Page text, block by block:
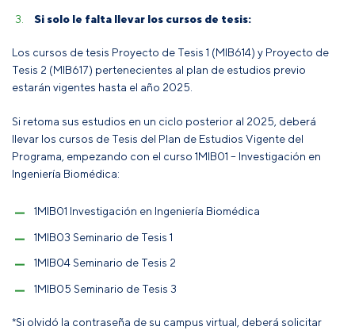
Si solo le falta llevar los cursos de tesis:
Los cursos de tesis Proyecto de Tesis 1 (MIB614) y Proyecto de
Tesis 2 (MIB617) pertenecientes al plan de estudios previo
estarán vigentes hasta el año 2025.
Si retoma sus estudios en un ciclo posterior al 2025, deberá
llevar los cursos de Tesis del Plan de Estudios Vigente del
Programa, empezando con el curso 1MIB01 – Investigación en
Ingeniería Biomédica:
1MIB01 Investigación en Ingeniería Biomédica
1MIB03 Seminario de Tesis 1
1MIB04 Seminario de Tesis 2
1MIB05 Seminario de Tesis 3
*Si olvidó la contraseña de su campus virtual, deberá solicitar